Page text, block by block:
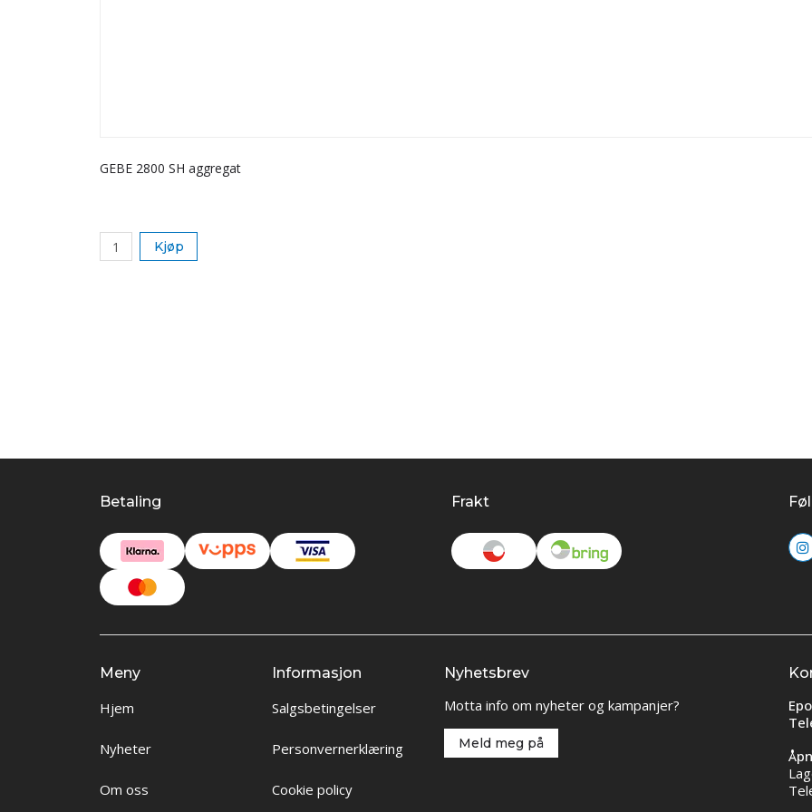
GEBE 2800 SH aggregat
Kjøp
Betaling Frakt
Meny
Hjem
Nyheter
Om oss
Informasjon
Salgsbetingelser
Personvernerklæring
Cookie policy
Nyhetsbrev
Motta info om nyheter og kampanjer?
Meld meg på